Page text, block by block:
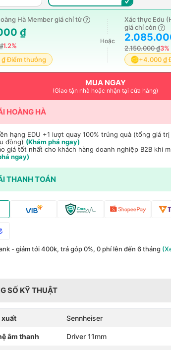
Hà Member giá chỉ từ
₫
1.2%
Điểm thưởng
Hoặc
Xác thực Edu
giá chỉ còn
2.150.000 ₫3%
+4.000 ₫
MUA NGAY
(Giao tận nhà hoặc nhận tại cửa hàng)
HOÀNG HÀ
hạng EDU +1 lượt quay 100% trúng quà (tổng giá
đồng) (Khám phá ngay)
giá tốt nhất cho khách hàng doanh nghiệp B2B khi
ngay)
THANH TOÁN
- giảm tới 400k, trả góp 0%, 0 phí lên đến 6 tháng
SỐ KỸ THUẬT
xuất Sennheiser
âm thanh Driver 11mm